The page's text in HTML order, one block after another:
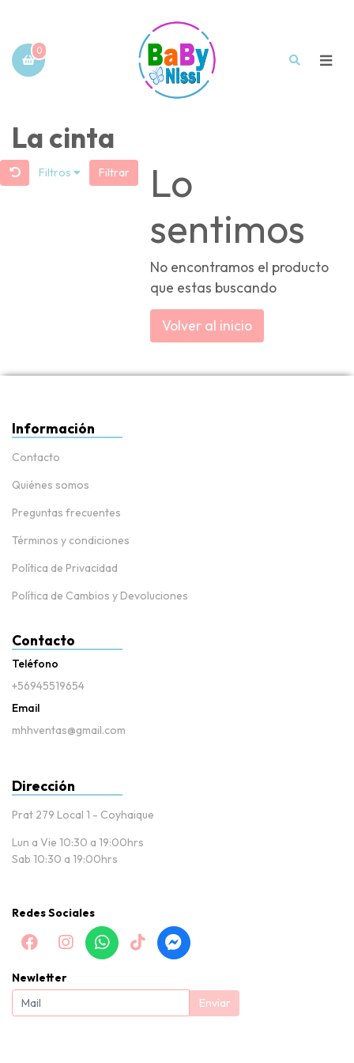
0
La cinta
Filtros Filtrar
Lo
sentimos
No encontramos el producto
que estas buscando
Volver al inicio
Información
Contacto
Quiénes somos
Preguntas frecuentes
Términos y condiciones
Política de Privacidad
Política de Cambios y Devoluciones
Contacto
Teléfono
+56945519654
Email
mhhventas@gmail.com
Dirección
Prat 279 Local 1 - Coyhaique
Lun a Vie 10:30 a 19:00hrs
Sab 10:30 a 19:00hrs
Redes Sociales
Newletter
Enviar